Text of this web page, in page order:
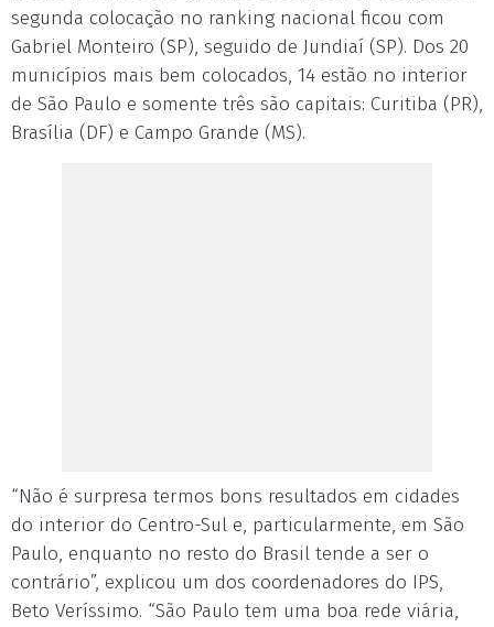
segunda colocação no ranking nacional ficou com
Gabriel Monteiro (SP), seguido de Jundiaí (SP). Dos 20
municípios mais bem colocados, 14 estão no interior
de São Paulo e somente três são capitais: Curitiba (PR),
Brasília (DF) e Campo Grande (MS).
“Não é surpresa termos bons resultados em cidades
do interior do Centro-Sul e, particularmente, em São
Paulo, enquanto no resto do Brasil tende a ser o
contrário”, explicou um dos coordenadores do IPS,
Beto Veríssimo. “São Paulo tem uma boa rede viária,